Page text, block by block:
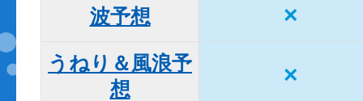
波予想 ×
うねり＆風浪予
想
×